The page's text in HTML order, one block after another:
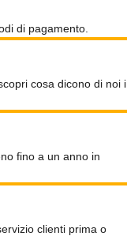
di pagamento.
cosa dicono di noi i
fino a un anno in
clienti prima o